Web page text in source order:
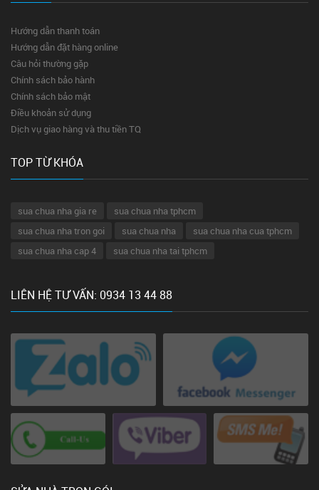
Hướng dẫn thanh toán
Hướng dẫn đặt hàng online
Câu hỏi thường gặp
Chính sách bảo hành
Chính sách bảo mật
Điều khoản sử dụng
Dịch vụ giao hàng và thu tiền TQ
TOP TỪ KHÓA
sua chua nha gia re
sua chua nha tphcm
sua chua nha tron goi
sua chua nha
sua chua nha cua tphcm
sua chua nha cap 4
sua chua nha tai tphcm
LIÊN HỆ TƯ VẤN: 0934 13 44 88